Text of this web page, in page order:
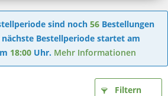
sind noch 56 Bestellungen
Bestellperiode startet am
18:00 Uhr. Mehr Informationen
Filtern